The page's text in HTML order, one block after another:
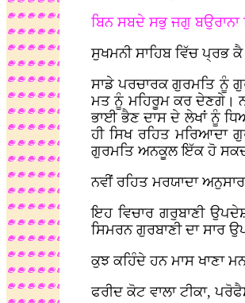
ਬਿਨ ਸਬਦੇ ਸਭੁ ਜਗੁ
ਸੁਖਮਨੀ ਸਾਹਿਬ ਵਿੱਚ ਪ੍ਰਭ
ਸਾਡੇ ਪਰਚਾਰਕ ਗੁਰਮਤਿ ਨੂੰ
ਮਤ ਨੂੰ ਮਹਿਰੂਮ ਕਰ ਦੇਣਗੇ।
ਭਾਈ ਭੈਣ ਦਾਸ ਦੇ ਲੇਖਾਂ ਨੂੰ
ਹੀ ਸਿਖ ਰਹਿਤ ਮਰਿਆਦਾ
ਗੁਰਮਤਿ ਅਨਕੂਲ ਇੱਕ ਹੋ
ਨਵੀਂ ਰਹਿਤ ਮਰਯਾਦਾ
ਇਹ ਵਿਚਾਰ ਗਰੁਬਾਣੀ
ਸਿਮਰਨ ਗੁਰਬਾਣੀ ਦਾ ਸਾਰ
ਕੁਝ ਕਹਿੰਦੇ ਹਨ ਮਾਸ ਖਾਣਾ
ਫਰੀਦ ਕੋਟ ਵਾਲਾ ਟੀਕਾ,